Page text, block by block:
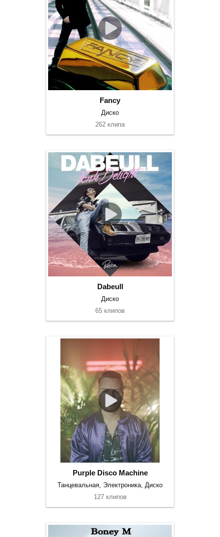
Fancy
Диско
262 клипа
Dabeull
Диско
65 клипов
Purple Disco Machine
Танцевальная, Электроника, Диско
127 клипов